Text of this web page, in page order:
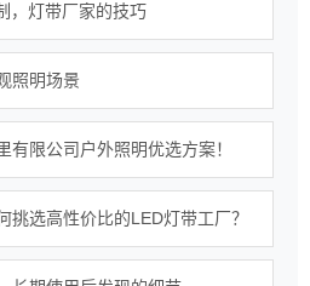
，灯带厂家的技巧
照明场景
有限公司户外照明优选方案！
挑选高性价比的LED灯带工厂？